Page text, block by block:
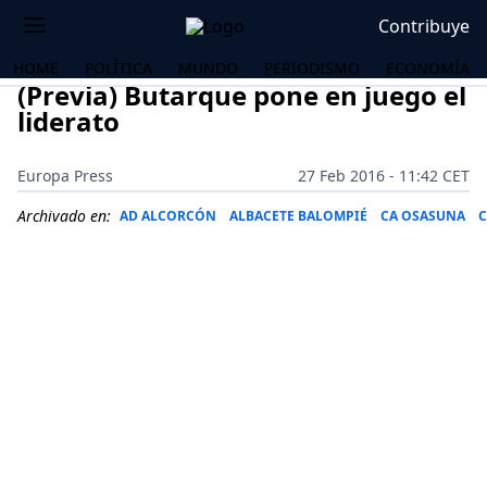
Contribuye
HOME POLÍTICA MUNDO PERIODISMO ECONOMÍA
(Previa) Butarque pone en juego el
liderato
Europa Press
27 Feb 2016 - 11:42 CET
Archivado en: AD ALCORCÓN ALBACETE BALOMPIÉ CA OSASUNA